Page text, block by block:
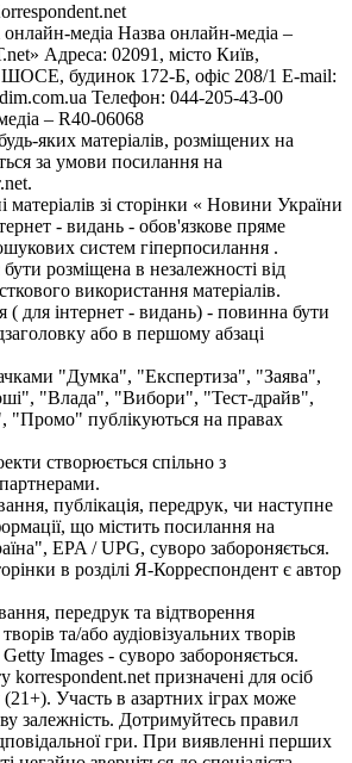
медіа Назва онлайн-медіа –
Адреса: 02091, місто Київ,
будинок 172-Б, офіс 208/1 E-mail:
Телефон: 044-205-43-00
– R40-06068
яких матеріалів, розміщених на
за умови посилання на
зі сторінки « Новини України
- видань - обов'язкове пряме
систем гіперпосилання .
розміщена в незалежності від
використання матеріалів.
( для інтернет - видань) - повинна бути
або в першому абзаці
"Думка", "Експертиза", "Заява",
"Влада", "Вибори", "Тест-драйв",
"Промо" публікуються на правах
створюється спільно з
публікація, передрук, чи наступне
що містить посилання на
EPA / UPG, суворо забороняється.
в розділі Я-Корреспондент є автор
передрук та відтворення
та/або аудіовізуальних творів
Images - суворо забороняється.
korrespondent.net призначені для осіб
Участь в азартних іграх може
залежність. Дотримуйтесь правил
гри. При виявленні перших